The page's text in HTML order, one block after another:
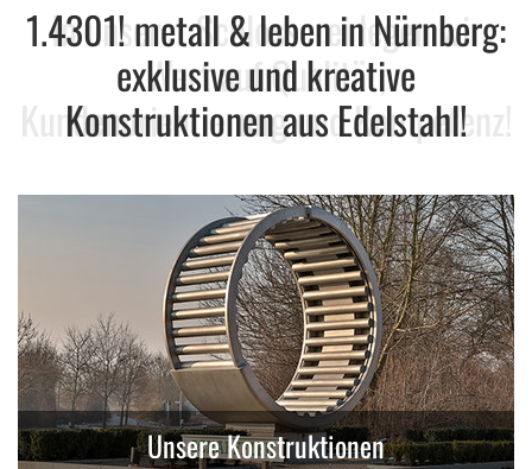
1.4301! metall & leben in Nürnberg:
exklusive und kreative
Konstruktionen aus Edelstahl!
In unserer Schlosserei legen wir
Wert auf Qualität,
Kundenorientierung und Kompetenz!
Unsere Konstruktionen